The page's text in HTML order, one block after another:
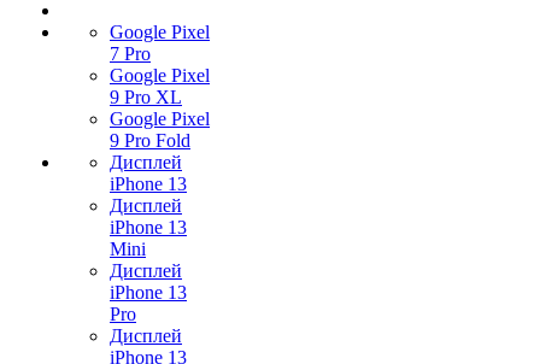
Google Pixel
7 Pro
Google Pixel
9 Pro XL
Google Pixel
9 Pro Fold
Дисплей
iPhone 13
Дисплей
iPhone 13
Mini
Дисплей
iPhone 13
Pro
Дисплей
iPhone 13